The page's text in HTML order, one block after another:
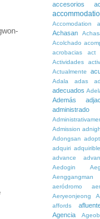
accesorios
Accomodation
Achasan
Acolchado
acrobacias
act
Actividades
Actualmente
Adala adas
adecuados
Además
administrado
Admission
Adongsan
adquiri
advance
Aedogin
Aenggangman
aeródromo
Aeryeonjeong
affords
Agencia